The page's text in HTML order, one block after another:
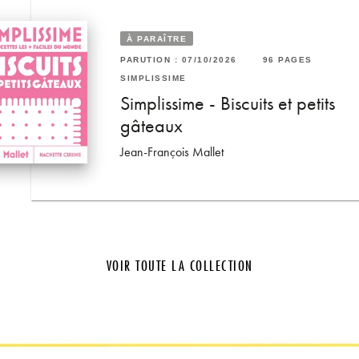
PAGES
et
: 06/05/2026
- Apéros
François Mallet
À PARAÎTRE
PARUTION : 07/10/2026 96 PAGES
SIMPLISSIME
Simplissime - Biscuits et petits
gâteaux
Jean-François Mallet
VOIR TOUTE LA COLLECTION